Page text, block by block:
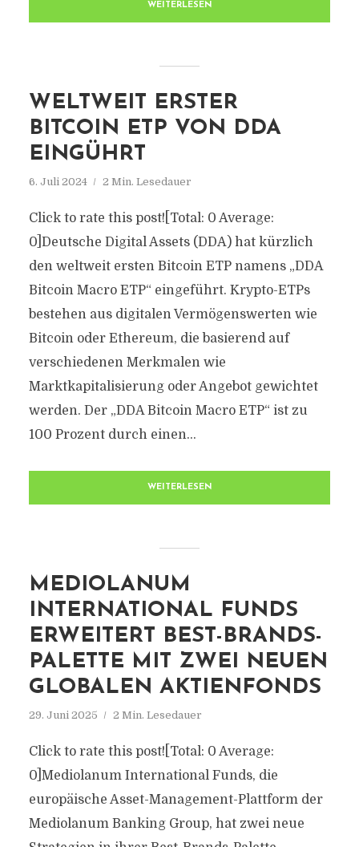
WEITERLESEN
WELTWEIT ERSTER
BITCOIN ETP VON DDA
EINGÜHRT
6. Juli 2024 2 Min. Lesedauer
Click to rate this post![Total: 0 Average:
0]Deutsche Digital Assets (DDA) hat kürzlich
den weltweit ersten Bitcoin ETP namens „DDA
Bitcoin Macro ETP“ eingeführt. Krypto-ETPs
bestehen aus digitalen Vermögenswerten wie
Bitcoin oder Ethereum, die basierend auf
verschiedenen Merkmalen wie
Marktkapitalisierung oder Angebot gewichtet
werden. Der „DDA Bitcoin Macro ETP“ ist zu
100 Prozent durch einen...
WEITERLESEN
MEDIOLANUM
INTERNATIONAL FUNDS
ERWEITERT BEST-BRANDS-
PALETTE MIT ZWEI NEUEN
GLOBALEN AKTIENFONDS
29. Juni 2025 2 Min. Lesedauer
Click to rate this post![Total: 0 Average:
0]Mediolanum International Funds, die
europäische Asset-Management-Plattform der
Mediolanum Banking Group, hat zwei neue